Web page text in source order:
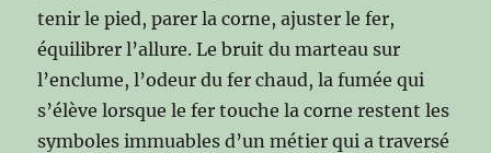
tenir le pied, parer la corne, ajuster le fer,
équilibrer l’allure. Le bruit du marteau sur
l’enclume, l’odeur du fer chaud, la fumée qui
s’élève lorsque le fer touche la corne restent les
symboles immuables d’un métier qui a traversé